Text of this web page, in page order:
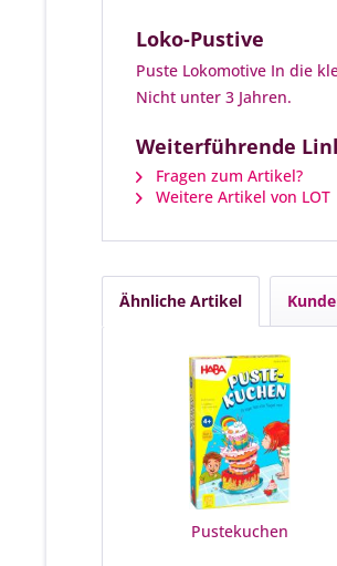
Loko-Pustive
Puste Lokomotive In die
Nicht unter 3 Jahren.
Weiterführende
Fragen zum Artikel?
Weitere Artikel von LOT
Ähnliche Artikel
Pustekuchen